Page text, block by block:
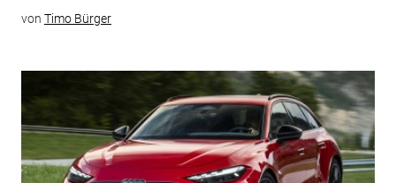
von Timo Bürger